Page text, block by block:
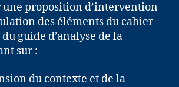
proposition d’intervention
des éléments du cahier
guide d’analyse de la
sur :
du contexte et de la